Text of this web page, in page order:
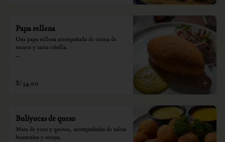
Papa rellena
Una papa rellena acompañada de crema de
rocoto y sarza criolla.
consumo.
S/ 34.00
Boliyucas de queso
Masa de yuca y quesos,  acompañadas de salsas
huancaína y ocopa.